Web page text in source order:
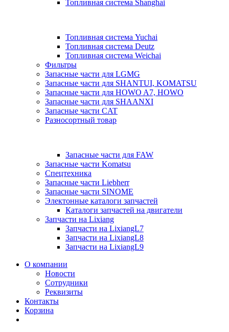
Топливная система Shanghai
Топливная система Yuchai
Топливная система Deutz
Топливная система Weichai
Фильтры
Запасные части для LGMG
Запасные части для SHANTUI, KOMATSU
Запасные части для HOWO A7, HOWO
Запасные части для SHAANXI
Запасные части CAT
Разносортный товар
Запасные части для FAW
Запасные части Komatsu
Спецтехника
Запасные части Liebherr
Запасные части SINOME
Электонные каталоги запчастей
Каталоги запчастей на двигатели
Запчасти на Lixiang
Запчасти на LixiangL7
Запчасти на LixiangL8
Запчасти на LixiangL9
О компании
Новости
Сотрудники
Реквизиты
Контакты
Корзина